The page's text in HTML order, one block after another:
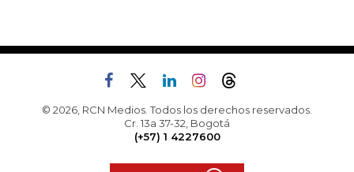
© 2026, RCN Medios. Todos los derechos reservados.
Cr. 13a 37-32, Bogotá
(+57) 1 4227600